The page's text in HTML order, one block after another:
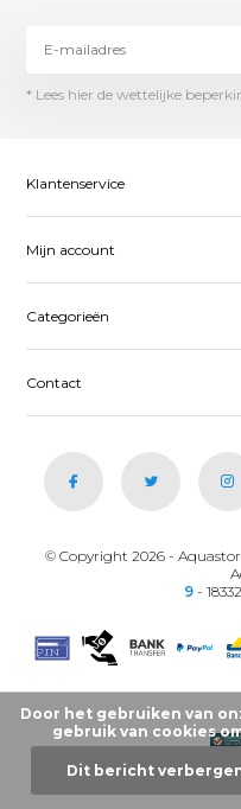
* Lees hier de wettelijke
Klantenservice
Mijn account
Categorieën
Contact
© Copyright 2026 -
9 -
Door het gebruiken van
gebruik van cookies
Dit bericht